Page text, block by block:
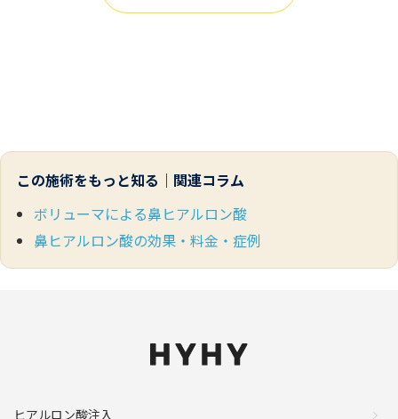
この施術をもっと知る｜関連コラム
ボリューマによる鼻ヒアルロン酸
鼻ヒアルロン酸の効果・料金・症例
ヒアルロン酸注入